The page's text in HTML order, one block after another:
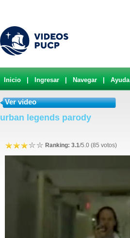
Inicio Ingresar Navegar Ayuda
Ver video
urban legends parody
Ranking: 3.1/5.0 (85 votos)